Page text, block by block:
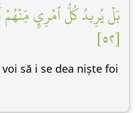
بَلۡ يُرِيدُ كُلُّ ٱمۡرِيٕٖ
[٥٢]
să i se dea niște foi